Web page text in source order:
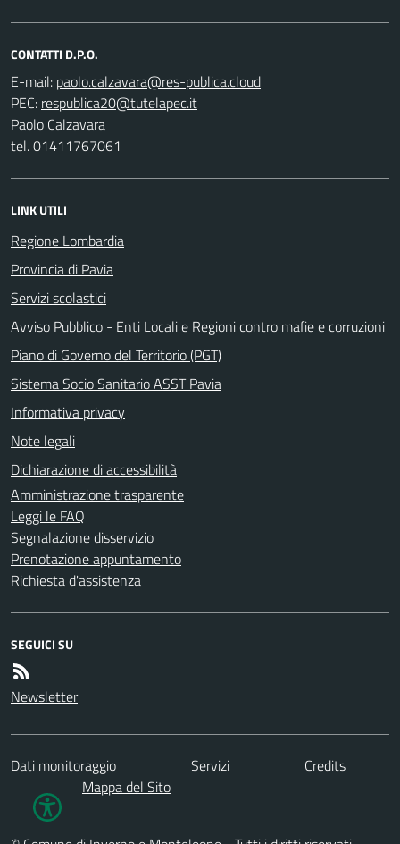
CONTATTI D.P.O.
E-mail:
PEC:
Paolo Calzavara
tel. 01411767061
LINK UTILI
Regione Lombardia
Provincia di Pavia
Servizi scolastici
Avviso Pubblico - Enti Locali e Regioni contro mafie e corruzioni
Piano di Governo del Territorio (PGT)
Sistema Socio Sanitario ASST Pavia
Informativa privacy
Note legali
Dichiarazione di accessibilità
Amministrazione trasparente
Leggi le FAQ
Segnalazione disservizio
Prenotazione appuntamento
Richiesta d'assistenza
SEGUICI SU
Newsletter
Dati monitoraggio Servizi
Credits
Mappa del Sito